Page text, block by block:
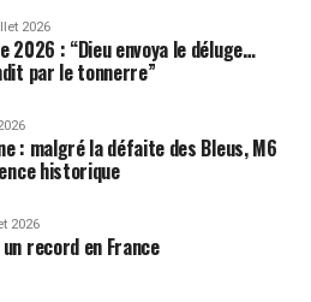
minutes) – Comment les
les bandes et de remixer les
(9 minutes) – La conception du
et ses spécificités.
– Dans les coulisses de
de tous les aspects
la direction artistique à
en passant par les
et les projections.
2026
2026 : “Dieu envoya le déluge…
par le tonnerre”
: malgré la défaite des Bleus, M6
historique
2026
record en France